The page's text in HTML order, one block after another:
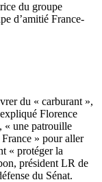
du groupe
d’amitié France-
du « carburant »,
Florence
« une patrouille
» pour aller
« protéger la
président LR de
du Sénat.